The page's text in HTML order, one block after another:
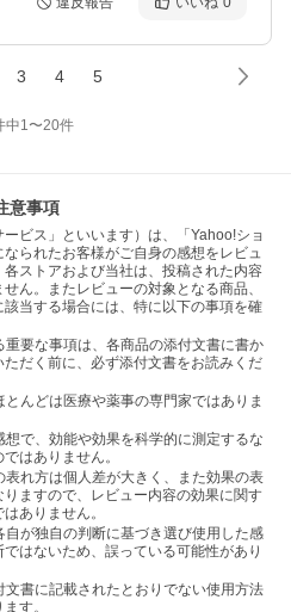
3 4 5
中1〜20件
意事項
ービス」といいます）は、「Yahoo!ショ
られたお客様がご自身の感想をレビュ
ストアおよび当社は、投稿された内容
ん。またレビューの対象となる商品、
当する場合には、特に以下の事項を確
要な事項は、各商品の添付文書に書か
だく前に、必ず添付文書をお読みくだ
んどは医療や薬事の専門家ではありま
で、効能や効果を科学的に測定するな
はありません。
れ方は個人差が大きく、また効果の表
ますので、レビュー内容の効果に関す
ありません。
が独自の判断に基づき選び使用した感
はないため、誤っている可能性があり
書に記載されたとおりでない使用方法
す。